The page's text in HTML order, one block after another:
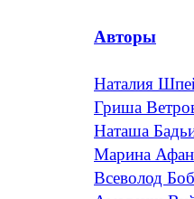
Авторы
Наталия
Гриша
Наташа
Марина
Всеволод